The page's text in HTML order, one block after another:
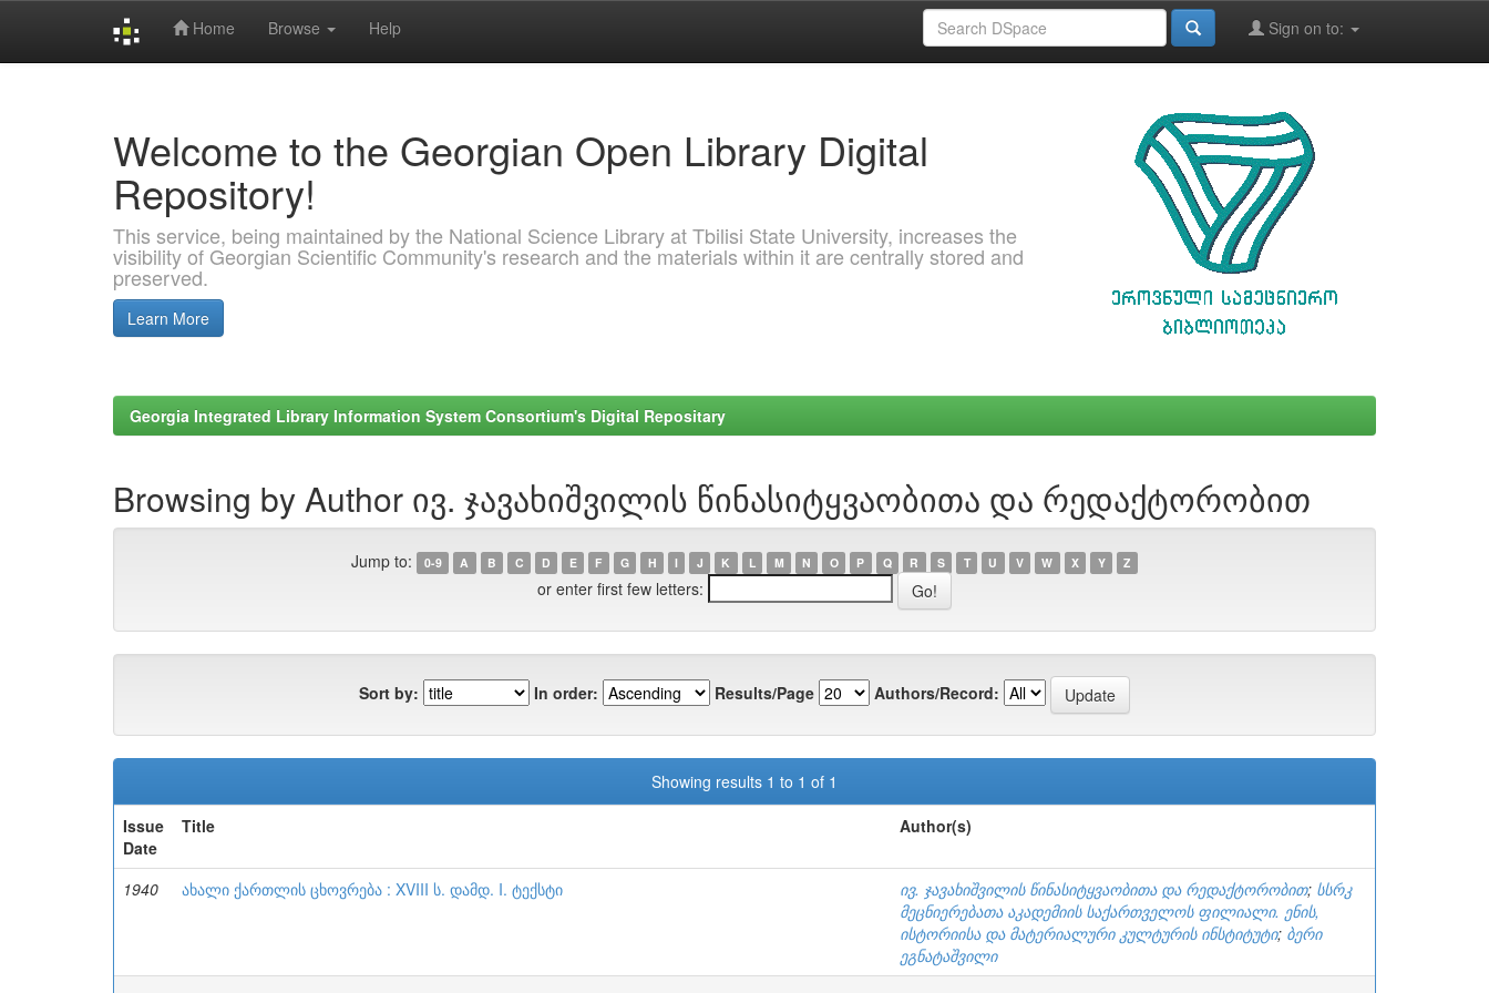
Home Browse Help Sign on to:
Welcome to the Georgian Open Library Digital
Repository!
This service, being maintained by the National Science Library at Tbilisi State University, increases the
visibility of Georgian Scientific Community's research and the materials within it are centrally stored and
preserved.
Learn More
Georgia Integrated Library Information System Consortium's Digital Repositary
Browsing by Author ივ. ჯავახიშვილის წინასიტყვაობითა და რედაქტორობით
Jump to: 0-9 A B C D E F G H I J K L M N O P Q R S T U V W X Y Z
or enter first few letters:
Sort by: In order: Results/Page Authors/Record:
Showing results 1 to 1 of 1
Issue
Date
Title Author(s)
1940 ახალი ქართლის ცხოვრება : XVIII ს. დამდ. I. ტექსტი ივ. ჯავახიშვილის წინასიტყვაობითა და რედაქტორობით; სსრკ
მეცნიერებათა აკადემიის საქართველოს ფილიალი. ენის,
ისტორიისა და მატერიალური კულტურის ინსტიტუტი; ბერი
ეგნატაშვილი